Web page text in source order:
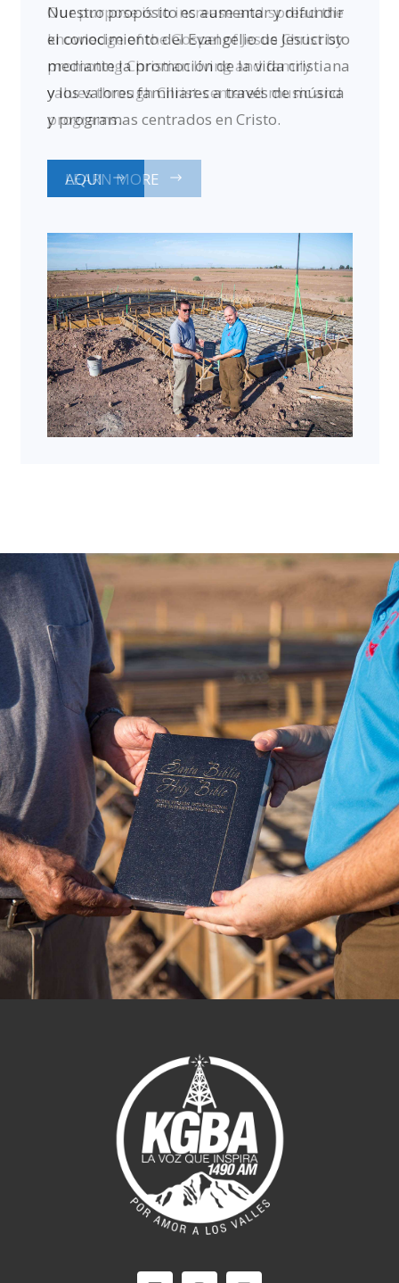
Our purpose is to increase and spread the
knowledge of the Gospel of Jesus Christ by
promoting Christian living and family
values through Christ-centered music and
programs.
LEARN MORE